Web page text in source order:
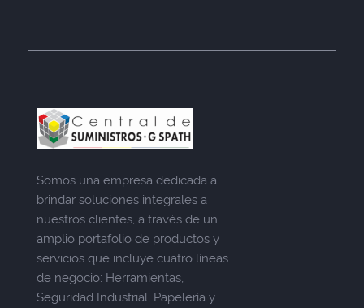
Somos una empresa dedicada a
brindar soluciones integrales a
nuestros clientes, a través de un
amplio portafolio de productos y
servicios que incluye cuatro líneas
de negocio: Herramientas,
Seguridad Industrial, Papelería y